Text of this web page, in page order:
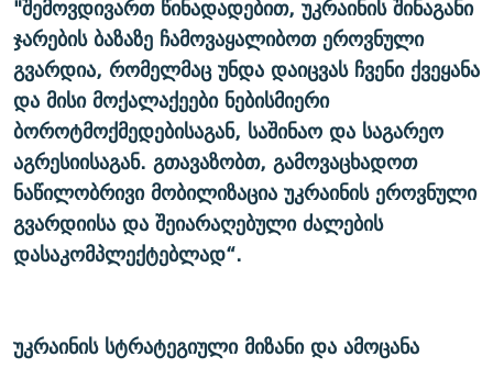
"შემოვდივართ წინადადებით, უკრაინის შინაგანი
ჯარების ბაზაზე ჩამოვაყალიბოთ ეროვნული
გვარდია, რომელმაც უნდა დაიცვას ჩვენი ქვეყანა
და მისი მოქალაქეები ნებისმიერი
ბოროტმოქმედებისაგან, საშინაო და საგარეო
აგრესიისაგან. გთავაზობთ, გამოვაცხადოთ
ნაწილობრივი მობილიზაცია უკრაინის ეროვნული
გვარდიისა და შეიარაღებული ძალების
დასაკომპლექტებლად“.
უკრაინის სტრატეგიული მიზანი და ამოცანა